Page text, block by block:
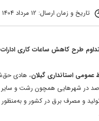
تاریخ و زمان ارسال: 12 مرداد 1404 ساعت 21:39
طرح کاهش ساعات کاری
عمومی استانداری گیلان